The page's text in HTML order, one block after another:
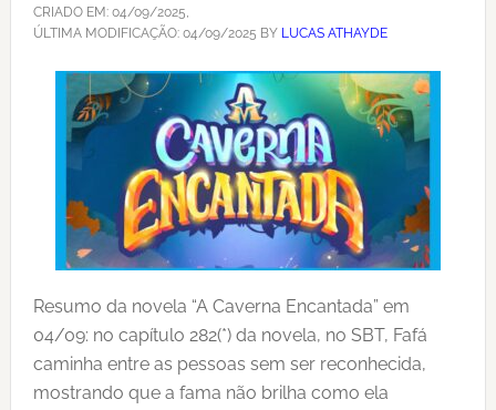
CRIADO EM: 04/09/2025,
ÚLTIMA MODIFICAÇÃO: 04/09/2025 BY LUCAS ATHAYDE
Resumo da novela “A Caverna Encantada” em
04/09: no capítulo 282(*) da novela, no SBT, Fafá
caminha entre as pessoas sem ser reconhecida,
mostrando que a fama não brilha como ela